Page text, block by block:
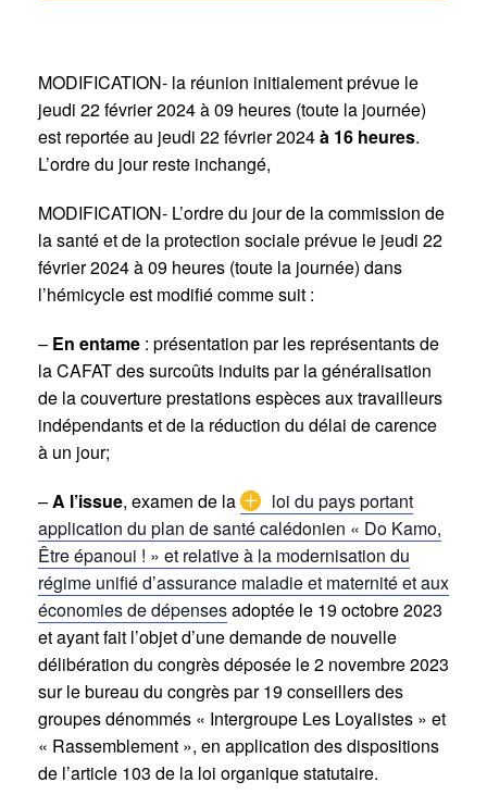
MODIFICATION- la réunion initialement prévue le
jeudi 22 février 2024 à 09 heures (toute la journée)
est reportée au jeudi 22 février 2024à 16 heures.
L’ordre du jour reste inchangé,
MODIFICATION- L’ordre du jour de la commission de
la santé et de la protection sociale prévue le jeudi 22
février 2024 à 09 heures (toute la journée) dans
l’hémicycle est modifié comme suit :
– En entame : présentation par les représentants de
la CAFAT des surcoûts induits par la généralisation
de la couverture prestations espèces aux travailleurs
indépendants et de la réduction du délai de carence
à un jour;
– A l’issue, examen de la
loi du pays portant
application du plan de santé calédonien « Do Kamo,
Être épanoui ! » et relative à la modernisation du
régime unifié d’assurance maladie et maternité et aux
économies de dépensesadoptée le 19 octobre 2023
et ayant fait l’objet d’une demande de nouvelle
délibération du congrès déposée le 2 novembre 2023
sur le bureau du congrès par 19 conseillers des
groupes dénommés « Intergroupe Les Loyalistes » et
« Rassemblement », en application des dispositions
de l’article 103 de la loi organique statutaire.